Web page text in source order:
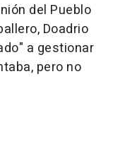
del Pueblo
Doadrio
a gestionar
pero no